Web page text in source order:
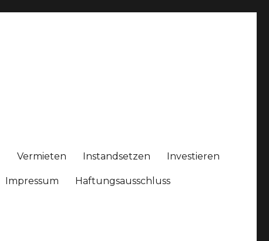
Vermieten Instandsetzen Investieren
Impressum Haftungsausschluss